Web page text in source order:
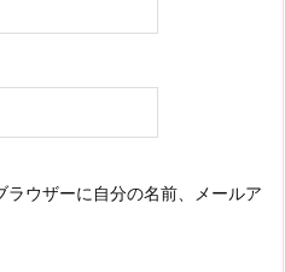
ウザーに自分の名前、メールア